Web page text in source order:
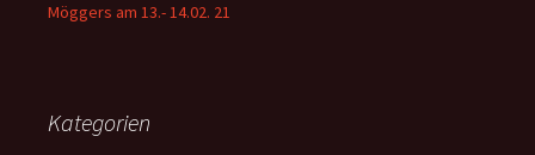
Möggers am 13.- 14.02. 21
Kategorien